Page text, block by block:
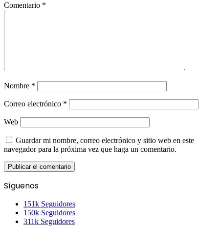
Comentario *
Nombre *
Correo electrónico *
Web
Guardar mi nombre, correo electrónico y sitio web en este
navegador para la próxima vez que haga un comentario.
Síguenos
151k Seguidores
150k Seguidores
311k Seguidores